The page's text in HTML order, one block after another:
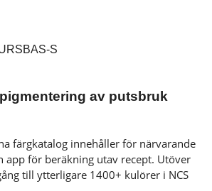
S
av putsbruk
färgkatalog innehåller för närvarande
app för beräkning utav recept. Utöver
till ytterligare 1400+ kulörer i NCS